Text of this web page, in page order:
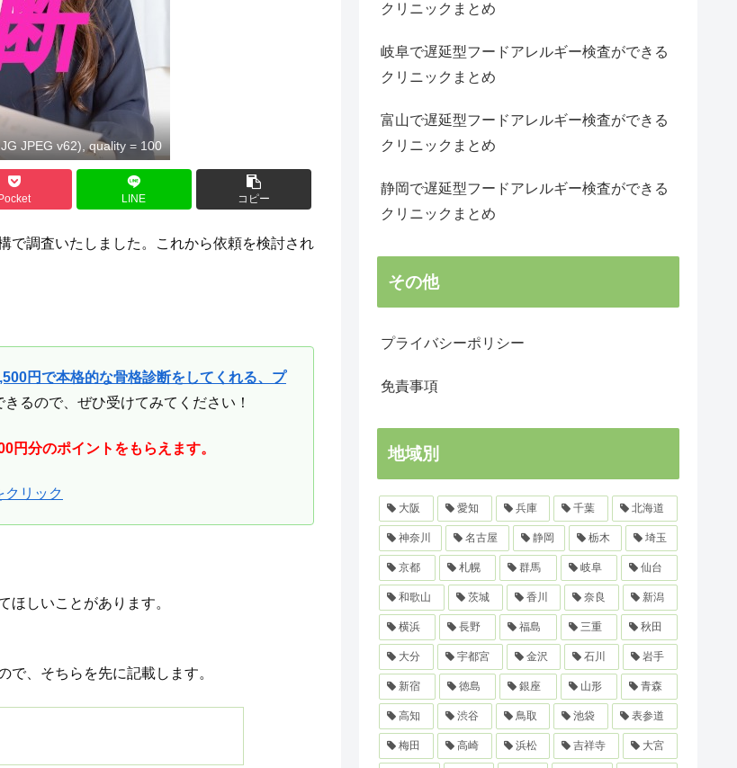
JPEG v62), quality = 100
Pocket LINE コピー
で調査いたしました。これから依頼を検討され
円で本格的な骨格診断をしてくれる、プ
るので、ぜひ受けてみてください！
分のポイントをもらえます。
クリック
ほしいことがあります。
で、そちらを先に記載します。
クリニックまとめ
岐阜で遅延型フードアレルギー検査ができる
クリニックまとめ
富山で遅延型フードアレルギー検査ができる
クリニックまとめ
静岡で遅延型フードアレルギー検査ができる
クリニックまとめ
その他
プライバシーポリシー
免責事項
地域別
大阪 愛知 兵庫 千葉 北海道
神奈川 名古屋 静岡 栃木 埼玉
京都 札幌 群馬 岐阜 仙台
和歌山 茨城 香川 奈良 新潟
横浜 長野 福島 三重 秋田
大分 宇都宮 金沢 石川 岩手
新宿 徳島 銀座 山形 青森
高知 渋谷 鳥取 池袋 表参道
梅田 高崎 浜松 吉祥寺 大宮